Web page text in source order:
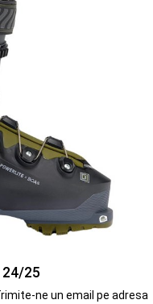
24/25
ne un email pe adresa